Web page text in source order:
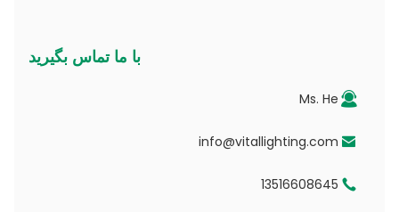
سری MDL
سری NSDL
سری DL
سری PV
سری پی دی
سری CL
تغییر
سری D - صفحه راهنمای نور نقطه ای
با ما تماس بگیرید
Ms. He
info@vitallighting.com
13516608645